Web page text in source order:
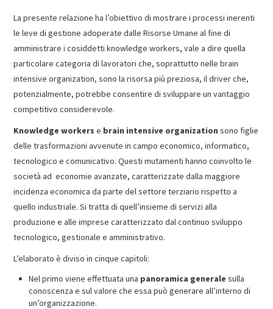
La presente relazione ha l’obiettivo di mostrare i processi inerenti
le leve di gestione adoperate dalle Risorse Umane al fine di
amministrare i cosiddetti knowledge workers, vale a dire quella
particolare categoria di lavoratori che, soprattutto nelle brain
intensive organization, sono la risorsa più preziosa, il driver che,
potenzialmente, potrebbe consentire di sviluppare un vantaggio
competitivo considerevole.
Knowledge workers e brain intensive organization sono figlie
delle trasformazioni avvenute in campo economico, informatico,
tecnologico e comunicativo. Questi mutamenti hanno coinvolto le
società ad economie avanzate, caratterizzate dalla maggiore
incidenza economica da parte del settore terziario rispetto a
quello industriale. Si tratta di quell’insieme di servizi alla
produzione e alle imprese caratterizzato dal continuo sviluppo
tecnologico, gestionale e amministrativo.
L’elaborato è diviso in cinque capitoli:
Nel primo viene effettuata una panoramica generale sulla
conoscenza e sul valore che essa può generare all’interno di
un’organizzazione.